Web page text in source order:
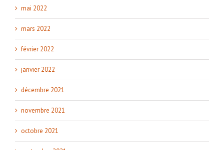
mai 2022
mars 2022
février 2022
janvier 2022
décembre 2021
novembre 2021
octobre 2021